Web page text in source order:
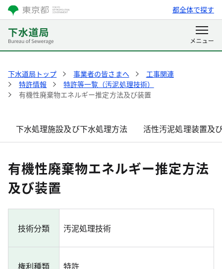
都全体で探す
下水道局トップ 事業者の皆さまへ
工事関連
特許情報
特許等一覧（汚泥処理技術）
有機性廃棄物エネルギー推定方法及び装置
下水処理施設及び下水処理方法 活性汚泥処理装置及
有機性廃棄物エネルギー推定方法
及び装置
技術分類 汚泥処理技術
権利種類 特許